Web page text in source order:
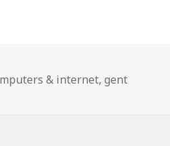
& internet,gent